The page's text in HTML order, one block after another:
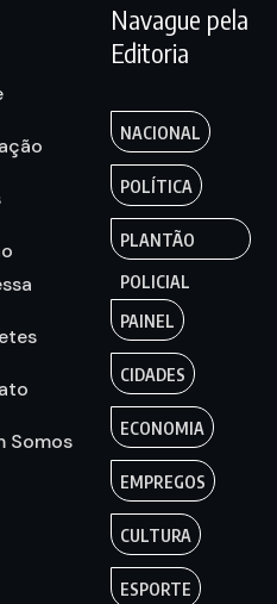
Somos
Navague pela
Editoria
NACIONAL
POLÍTICA
PLANTÃO
POLICIAL
PAINEL
CIDADES
ECONOMIA
EMPREGOS
CULTURA
ESPORTE